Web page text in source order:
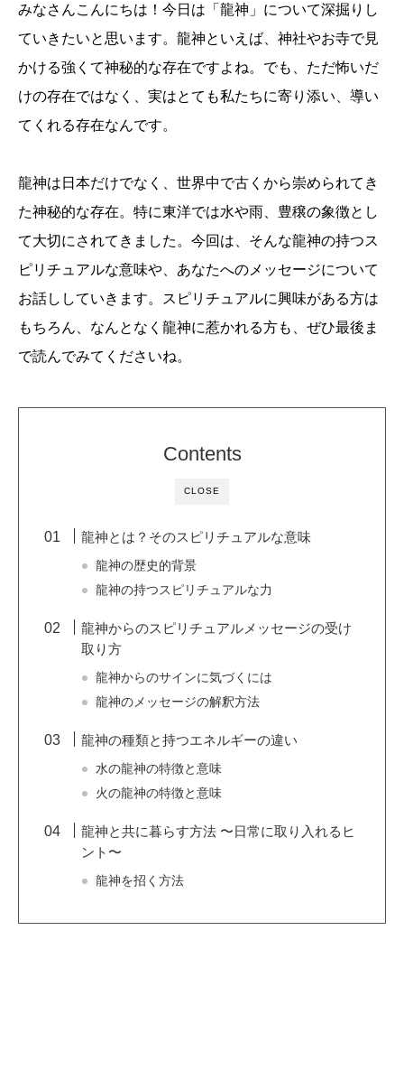
みなさんこんにちは！今日は「龍神」について深掘りし
ていきたいと思います。龍神といえば、神社やお寺で見
かける強くて神秘的な存在ですよね。でも、ただ怖いだ
けの存在ではなく、実はとても私たちに寄り添い、導い
てくれる存在なんです。
龍神は日本だけでなく、世界中で古くから崇められてき
た神秘的な存在。特に東洋では水や雨、豊穣の象徴とし
て大切にされてきました。今回は、そんな龍神の持つス
ピリチュアルな意味や、あなたへのメッセージについて
お話ししていきます。スピリチュアルに興味がある方は
もちろん、なんとなく龍神に惹かれる方も、ぜひ最後ま
で読んでみてくださいね。
CLOSE
Contents
龍神とは？そのスピリチュアルな意味
龍神の歴史的背景
龍神の持つスピリチュアルな力
龍神からのスピリチュアルメッセージの受け
取り方
龍神からのサインに気づくには
龍神のメッセージの解釈方法
龍神の種類と持つエネルギーの違い
水の龍神の特徴と意味
火の龍神の特徴と意味
龍神と共に暮らす方法 〜日常に取り入れるヒ
ント〜
龍神を招く方法